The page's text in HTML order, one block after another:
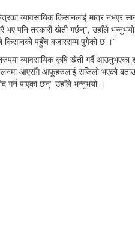
व्यावसायिक किसानलाई मात्र नभएर
भए पनि तरकारी खेती गर्छन्”, उहाँले
किसानको पहुँच बजारसम्म पुगेको छ ।”
व्यावसायिक कृषि खेती गर्दै
आएसँगै आफूहरुलाई सजिलो भएको
गर्न पाएका छन्” उहाँले भन्नुभयो ।